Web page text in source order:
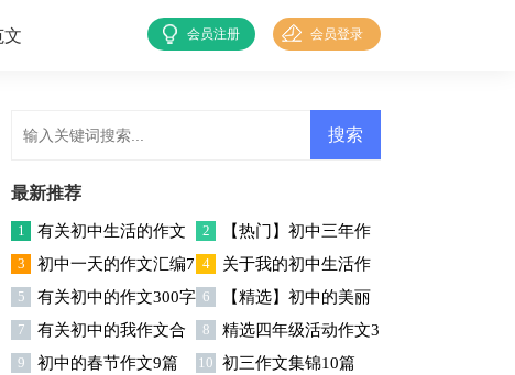
文 会员登录
会员注册
最新推荐
1
有关初中生活的作文
集锦八篇
2
【热门】初中三年作
文集锦六篇
3
初中一天的作文汇编7
篇
4
关于我的初中生活作
文合集七篇
5
有关初中的作文300字
集锦七篇
6
【精选】初中的美丽
作文四篇
7
有关初中的我作文合
集十篇
8
精选四年级活动作文3
篇
9 初中的春节作文9篇 10 初三作文集锦10篇